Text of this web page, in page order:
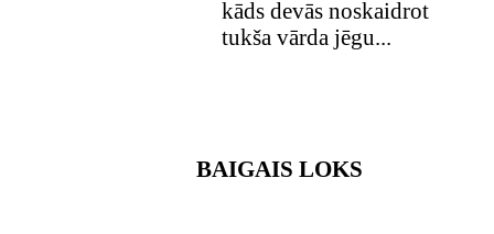
kāds devās noskaidrot
tukša vārda jēgu...
BAIGAIS LOKS